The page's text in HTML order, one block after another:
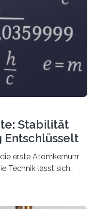
Stabilität
Entschlüsselt
erste Atomkernuhr
Technik lässt sich
Thorium-